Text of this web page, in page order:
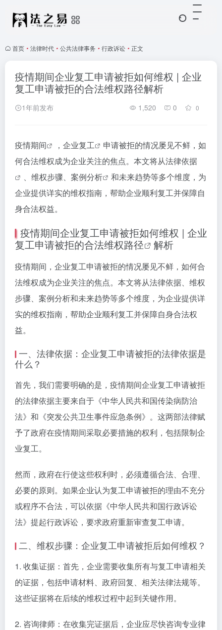
首页 • 法律时代 • 公共法律事务 • 行政诉讼 • 正文
疫情期间企业复工申请被拒如何维权 | 企业
复工申请被拒的合法维权路径解析
1年前发布 1,520 0 0
疫情期间 ， 企业复工
申请被拒的情况屡见不鲜，如
何合法维权成为企业关注的焦点。本文将从法律依据
、维权步骤、 案例分析
和未来趋势等多个维度，为
企业提供详实的维权指南，帮助企业顺利复工并保障自
身合法权益。
疫情期间企业复工申请被拒如何维权 | 企业
复工申请被拒的合法维权路径 解析
疫情期间，企业复工申请被拒的情况屡见不鲜，如何合
法维权成为企业关注的焦点。本文将从法律依据、维权
步骤、案例分析和未来趋势等多个维度，为企业提供详
实的维权指南，帮助企业顺利复工并保障自身合法权
益。
一、法律依据：企业复工申请被拒的法律依据是
什么？
首先，我们需要明确的是，疫情期间企业复工申请被拒
的法律依据主要来自于《中华人民共和国传染病防治
法》和《突发公共卫生事件应急条例》。这两部法律赋
予了政府在疫情期间采取必要措施的权利，包括限制企
业复工。
然而，政府在行使这些权利时，必须遵循合法、合理、
必要的原则。如果企业认为复工申请被拒的理由不充分
或程序不合法，可以依据《中华人民共和国行政诉讼
法》提起行政诉讼，要求政府重新审查复工申请。
二、维权步骤：企业复工申请被拒后如何维权？
1. 收集证据：首先，企业需要收集所有与复工申请相关
的证据，包括申请材料、政府回复、相关法律法规等。
这些证据将在后续的维权过程中起到关键作用。
2. 咨询律师：在收集完证据后，企业应尽快咨询专业律